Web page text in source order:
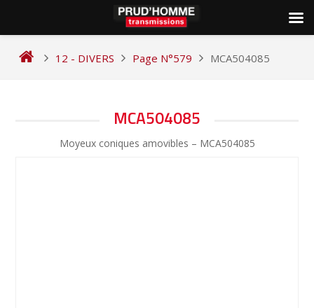
12 - DIVERS Page N°579 MCA504085
MCA504085
Moyeux coniques amovibles – MCA504085